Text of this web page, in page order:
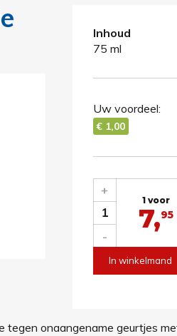
Inhoud
75 ml
Uw voordeel:
€ 1,00
1
-
+
1 voor
7,95
In winkelmand
onaangename geurtjes